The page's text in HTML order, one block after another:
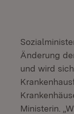
Änderung
und wird
Ministerin.